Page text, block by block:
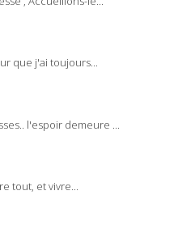
que j'ai toujours...
l'espoir demeure ...
tout, et vivre...